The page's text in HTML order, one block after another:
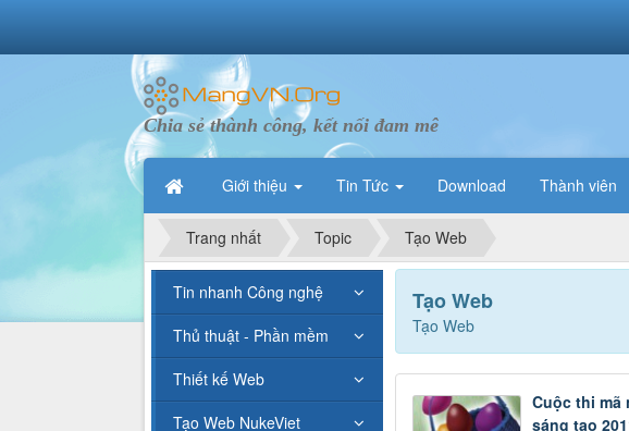
Chia sẻ thành công, kết nối đam mê
Giới thiệu Tin Tức Download Thành viên
Trang nhất Topic Tạo Web
Tạo Web
Tạo Web
Cuộc thi mã
sáng tạo
Tin nhanh Công nghệ
Thủ thuật - Phần mềm
Thiết kế Web
Tạo Web NukeViet